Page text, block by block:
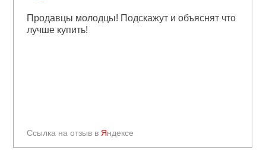
Ссылка на отзыв в Яндексе
Продавцы молодцы! Подскажут и объяснят что
лучше купить!